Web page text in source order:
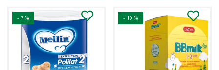
- 7 % - 10 %